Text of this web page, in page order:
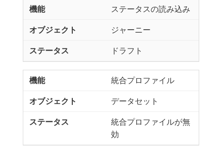
ステータスの読み込み
ジャーニー
ドラフト
統合プロファイル
データセット
統合プロファイルが無
効